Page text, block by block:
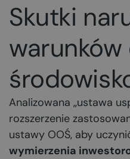
Skutki
Analizowana „ustawa
rozszerzenie
ustawy OOŚ, aby
wymierzenia